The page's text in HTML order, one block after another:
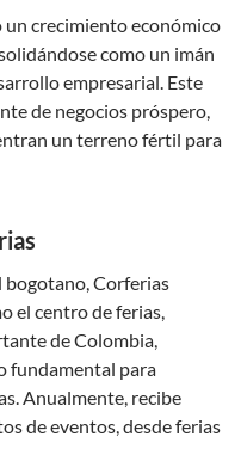
crecimiento económico
como un imán
empresarial. Este
de negocios próspero,
un terreno fértil para
bogotano, Corferias
el centro de ferias,
de Colombia,
fundamental para
Anualmente, recibe
de eventos, desde ferias